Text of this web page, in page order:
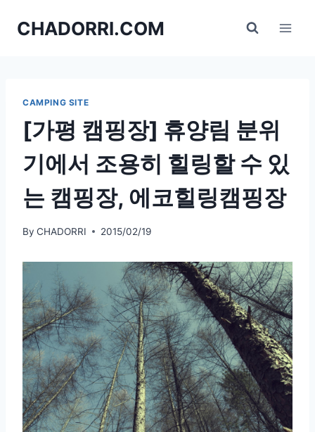
CHADORRI.COM
CAMPING SITE
[가평 캠핑장] 휴양림 분위
기에서 조용히 힐링할 수 있
는 캠핑장, 에코힐링캠핑장
By CHADORRI 2015/02/19